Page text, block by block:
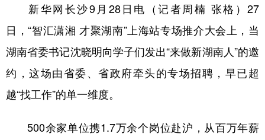
新疆 内蒙古 黑龙江
多语种频道
English Español
Русский язык 日本語 한국어
新华网长沙9月28日电（记者周楠 张格）27
日，“智汇潇湘 才聚湖南”上海站专场推介大会上，当
湖南省委书记沈晓明向学子们发出“来做新湖南人”的邀
约，这场由省委、省政府牵头的专场招聘，早已超
越“找工作”的单一维度。
500余家单位携1.7万余个岗位赴沪，从百万年薪